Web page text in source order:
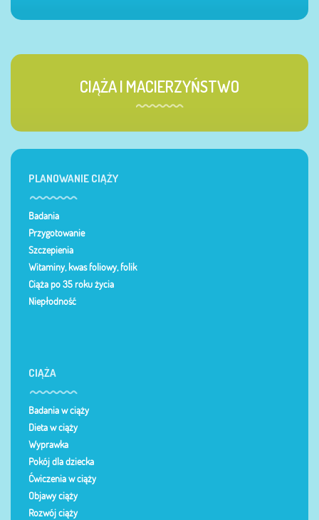
CIĄŻA I MACIERZYŃSTWO
PLANOWANIE CIĄŻY
Badania
Przygotowanie
Szczepienia
Witaminy, kwas foliowy, folik
Ciąża po 35 roku życia
Niepłodność
CIĄŻA
Badania w ciąży
Dieta w ciąży
Wyprawka
Pokój dla dziecka
Ćwiczenia w ciąży
Objawy ciąży
Rozwój ciąży